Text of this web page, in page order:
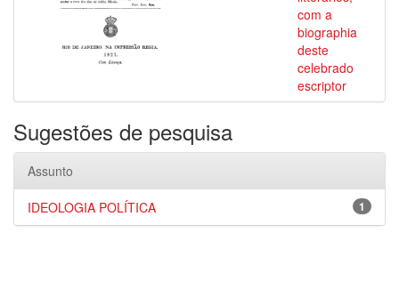
com a
biographia
deste
celebrado
escriptor
Sugestões de pesquisa
Assunto
1
IDEOLOGIA POLÍTICA